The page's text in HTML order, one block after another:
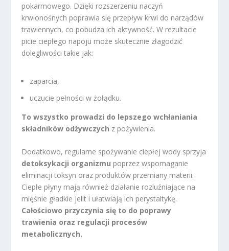
pokarmowego. Dzięki rozszerzeniu naczyń
krwionośnych poprawia się przepływ krwi do narządów
trawiennych, co pobudza ich aktywność. W rezultacie
picie ciepłego napoju może skutecznie złagodzić
dolegliwości takie jak:
zaparcia,
uczucie pełności w żołądku.
To wszystko prowadzi do lepszego wchłaniania
składników odżywczych z pożywienia.
Dodatkowo, regularne spożywanie ciepłej wody sprzyja
detoksykacji organizmu poprzez wspomaganie
eliminacji toksyn oraz produktów przemiany materii.
Ciepłe płyny mają również działanie rozluźniające na
mięśnie gładkie jelit i ułatwiają ich perystaltykę.
Całościowo przyczynia się to do poprawy
trawienia oraz regulacji procesów
metabolicznych.